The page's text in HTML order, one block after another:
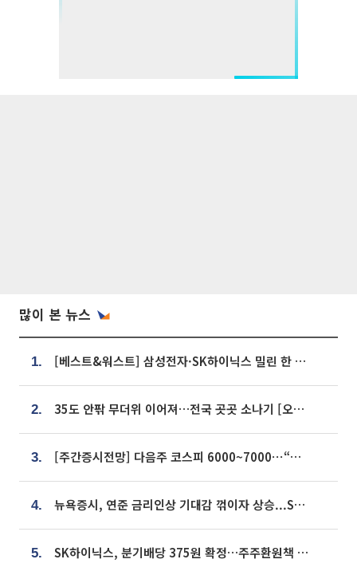
많이 본 뉴스
1. [베스트&워스트] 삼성전자·SK하이닉스 밀린 한 주…상상인증권은 85% 급등
2. 35도 안팎 무더위 이어져…전국 곳곳 소나기 [오늘 날씨]
3. [주간증시전망] 다음주 코스피 6000~7000⋯“外人 수급은 정책이 변수”
4. 뉴욕증시, 연준 금리인상 기대감 꺾이자 상승...S&P500 사상 최고치 [종합]
5. SK하이닉스, 분기배당 375원 확정…주주환원책 9월로 앞당겨 발표